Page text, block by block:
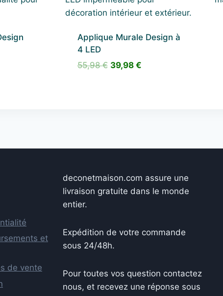
Applique Murale Design à
4 LED
55,98€ Le
39,98 €Le
et
de vente
deconetmaison.com assure une
livraison gratuite dans le monde
entier.
Expédition de votre commande
sous 24/48h.
Pour toutes vos question contactez
nous, et recevez une réponse sous